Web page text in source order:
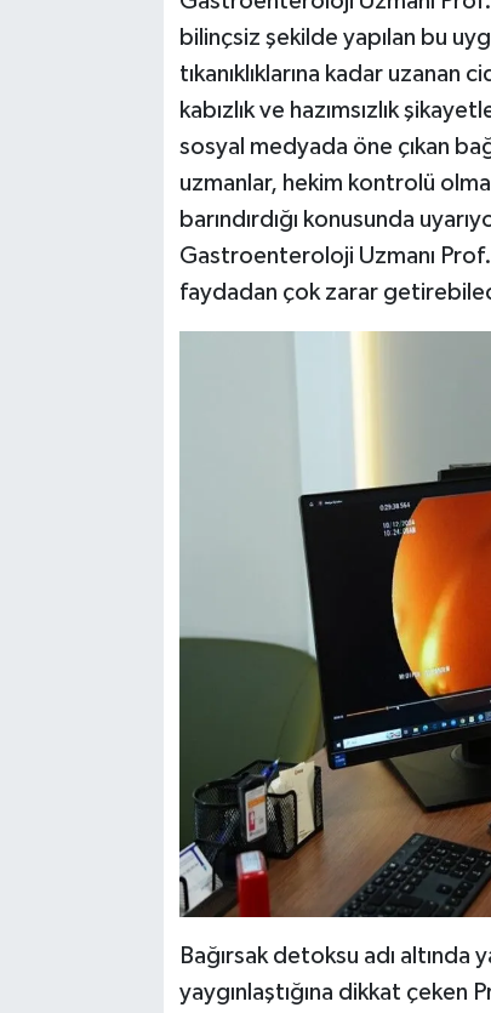
bilinçsiz şekilde yapılan bu
tıkanıklıklarına kadar
kabızlık ve hazımsızlık
sosyal medyada öne çıkan
uzmanlar, hekim kontrolü
barındırdığı konusunda
Gastroenteroloji Uzmanı
faydadan çok zarar
Bağırsak detoksu adı altında
yaygınlaştığına dikkat çeken